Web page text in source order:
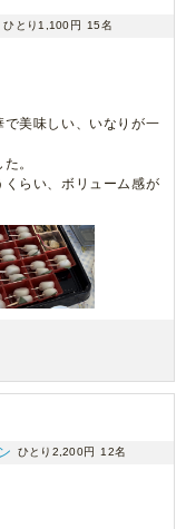
ひとり1,100円 15名
美味しい、いなりが一
。
らい、ボリューム感が
ひとり2,200円 12名